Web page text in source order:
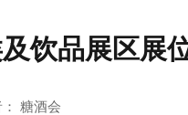
饮品展区展
糖酒会